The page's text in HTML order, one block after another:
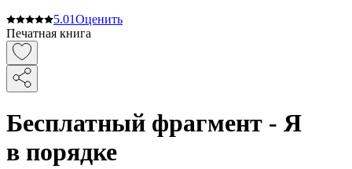
5.01Оценить
Печатная книга
Бесплатный фрагмент - Я
в порядке